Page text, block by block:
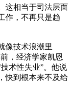
这相当于司法层面
作，不再只是趋
像技术浪潮里
，经济学家凯恩
术性失业”。他说
快到根本来不及给